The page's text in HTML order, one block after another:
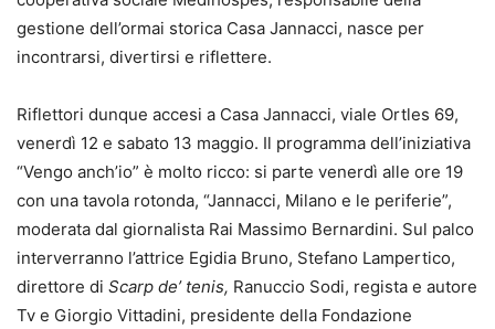
gestione dell’ormai storica Casa Jannacci, nasce per
incontrarsi, divertirsi e riflettere.
Riflettori dunque accesi a Casa Jannacci, viale Ortles 69,
venerdì 12 e sabato 13 maggio. Il programma dell’iniziativa
“Vengo anch’io” è molto ricco: si parte venerdì alle ore 19
con una tavola rotonda, “Jannacci, Milano e le periferie”,
moderata dal giornalista Rai Massimo Bernardini. Sul palco
interverranno l’attrice Egidia Bruno, Stefano Lampertico,
direttore di Scarp de’ tenis, Ranuccio Sodi, regista e autore
Tv e Giorgio Vittadini, presidente della Fondazione